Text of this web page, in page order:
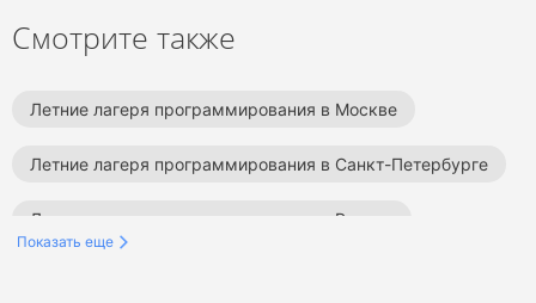
Смотрите также
Летние лагеря программирования в Москве
Летние лагеря программирования в Санкт-Петербурге
Летние лагеря программирования в России
Показать еще